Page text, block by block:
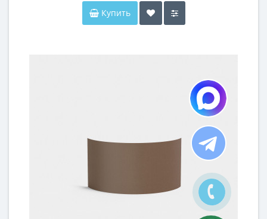
Купить